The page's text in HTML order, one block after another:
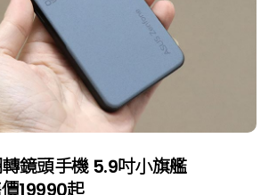
鏡頭手機 5.9吋小旗艦
19990起